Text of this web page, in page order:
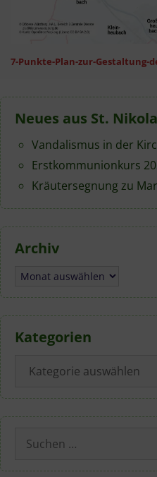
7-Punkte-Plan-zur-Gestaltung-
Neues aus St.
Vandalismus in der
Erstkommunionkurs
Kräutersegnung zu
Archiv
Archiv
Kategorien
Suchen
nach: